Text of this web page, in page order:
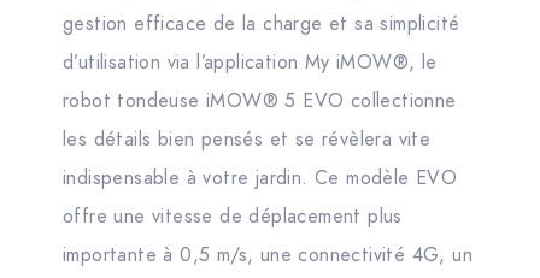
gestion efficace de la charge et sa simplicité
d’utilisation via l’application My iMOW®, le
robot tondeuse iMOW® 5 EVO collectionne
les détails bien pensés et se révèlera vite
indispensable à votre jardin. Ce modèle EVO
offre une vitesse de déplacement plus
importante à 0,5 m/s, une connectivité 4G, un